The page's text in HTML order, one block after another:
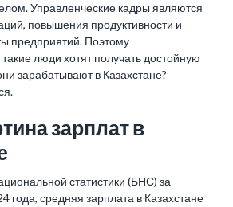
Управленческие кадры являются
повышения продуктивности и
предприятий. Поэтому
люди хотят получать достойную
зарабатывают в Казахстане?
зарплат в
статистики (БНС) за
года, средняя зарплата в Казахстане